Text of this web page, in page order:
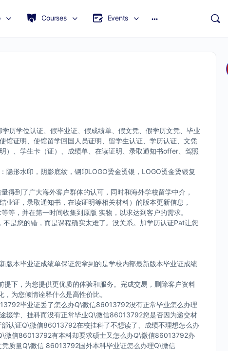
Courses Events
历学位认证、假毕业证、假成绩单、假文凭、假学历文凭、毕业
馆证明、使馆留学回国人员证明、留学生认证、学历认证、文凭
）、学生卡（证）、成绩单、在读证明、录取通知书offer、驾照
形水印，阴影底纹，钢印LOGO烫金烫银，LOGO烫金烫银复
得到了广大海外客户群体的认可，同时和海外学校留学中介，
证，录取通知书，在读证明等相关材料）的版本更新信息，
等，并在第一时间收集到原版 实物，以求达到客户的需求。
是您的错，而是课程确实太难了。没关系。加学历认证Pat让您
版本毕业证成绩单保证您拿到的是学校内部最新版本毕业证成绩
下，为您提供更优质的体验和服务。完成交易，删除客户资料
为您倾情诠释什么是高性价比。
毕业证丢了怎么办Q\微信86013792没有正常毕业怎么办理
学、挂科而没有正常毕业Q\微信86013792您是否因为递交材
认证Q\微信86013792在校挂科了不想读了、成绩不理想怎么办
信86013792有本科却要求硕士又怎么办Q\微信86013792办
质量Q\微信 86013792国外本科毕业证怎么办理Q\微信